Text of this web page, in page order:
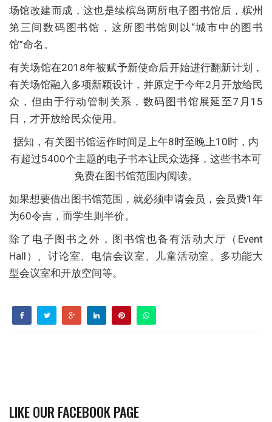
场馆改建而成，这也是续槟岛两所电子图书馆后，槟州
第三间数码图书馆，这所图书馆则以“城市中的图书
馆”命名。
有关场馆在2018年被赋予新使命后开始进行翻新计划，
有关场馆融入多项新颖设计，并原定于今年2月开放给民
众，但由于行动管制关系，数码图书馆展延至7月15
日，才开放给民众使用。
据知，有关图书馆运作时间是上午8时至晚上10时，内
有超过5400个主题的电子书本让民众选择，这些书本可
免费在图书馆范围内阅读。
如果想要借出图书馆范围，就必须申请会员，会员费1年
为60令吉，而学生则半价。
除了电子图书之外，图书馆也备有活动大厅（Event
Hall）、讨论室、电信会议室、儿童活动室、多功能大
型会议室和开放空间等。
LIKE OUR FACEBOOK PAGE